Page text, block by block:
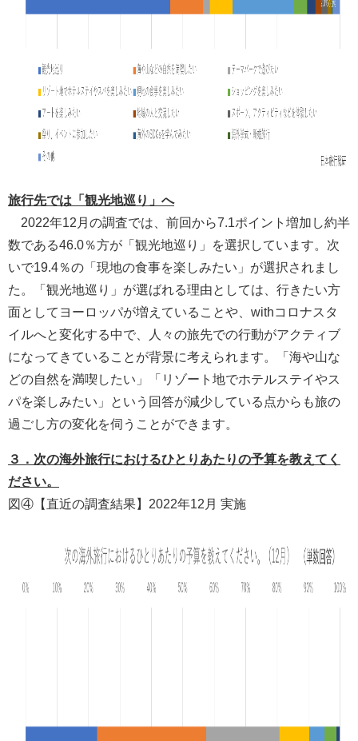
旅行先では「観光地巡り」へ
2022年12月の調査では、前回から7.1ポイント増加し約半
数である46.0％方が「観光地巡り」を選択しています。次
いで19.4％の「現地の食事を楽しみたい」が選択されまし
た。「観光地巡り」が選ばれる理由としては、行きたい方
面としてヨーロッパが増えていることや、withコロナスタ
イルへと変化する中で、人々の旅先での行動がアクティブ
になってきていることが背景に考えられます。「海や山な
どの自然を満喫したい」「リゾート地でホテルステイやス
パを楽しみたい」という回答が減少している点からも旅の
過ごし方の変化を伺うことができます。
３．次の海外旅行におけるひとりあたりの予算を教えてく
ださい。
図④【直近の調査結果】2022年12月 実施